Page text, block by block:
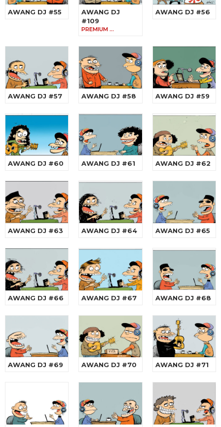
AWANG DJ #55
AWANG DJ
#109
PREMIUM …
AWANG DJ #56
AWANG DJ #57 AWANG DJ #58 AWANG DJ #59
AWANG DJ #60 AWANG DJ #61 AWANG DJ #62
AWANG DJ #63 AWANG DJ #64 AWANG DJ #65
AWANG DJ #66 AWANG DJ #67 AWANG DJ #68
AWANG DJ #69 AWANG DJ #70 AWANG DJ #71